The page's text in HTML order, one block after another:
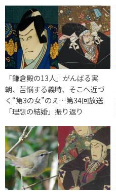
「鎌倉殿の13人」がんばる実
朝、苦悩する義時、そこへ近づ
く“第3の女”のえ…第34回放送
「理想の結婚」振り返り